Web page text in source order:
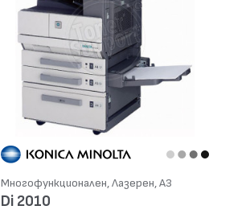
Многофункционален, Лазерен, А3
Di 2010